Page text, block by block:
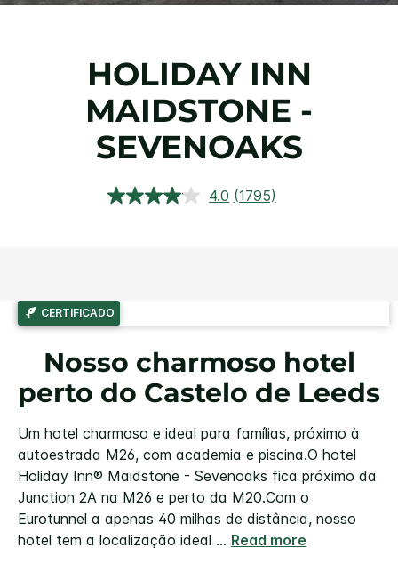
HOLIDAY INN
MAIDSTONE -
SEVENOAKS
4.0 Ler
(1795)
CERTIFICADO
Nosso charmoso hotel
perto do Castelo de Leeds
Um hotel charmoso e ideal para famílias, próximo à
autoestrada M26, com academia e piscina.O hotel
Holiday Inn® Maidstone - Sevenoaks fica próximo da
Junction 2A na M26 e perto da M20.Com o
Eurotunnel a apenas 40 milhas de distância, nosso
hotel tem a localização ideal ... Read more